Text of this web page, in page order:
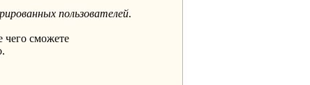
пользователей.
чего сможете